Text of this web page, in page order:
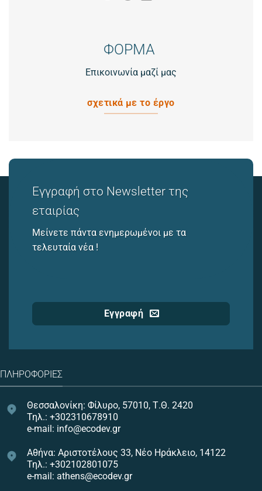
ΦΟΡΜΑ
Επικοινωνία μαζί μας
σχετικά με το έργο
Εγγραφή στο Newsletter της
εταιρίας
Μείνετε πάντα ενημερωμένοι με τα
τελευταία νέα !
Εγγραφή
ΠΛΗΡΟΦΟΡΊΕΣ
Θεσσαλονίκη: Φίλυρο, 57010, Τ.Θ. 2420
Τηλ.: +302310678910
e-mail: info@ecodev.gr
Αθήνα: Αριστοτέλους 33, Νέο Ηράκλειο, 14122
Τηλ.: +302102801075
e-mail: athens@ecodev.gr